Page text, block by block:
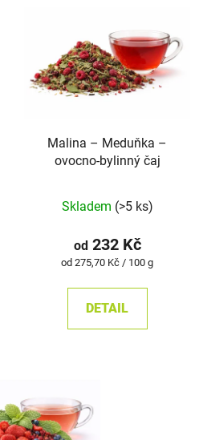
Malina – Meduňka –
ovocno-bylinný čaj
hodnocení
produktu
je
z
Skladem (>5 ks)
od232 Kč
Měrná
od 275,70 Kč / 100 g
DETAIL